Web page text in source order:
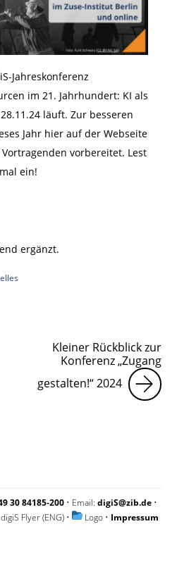
Jahreskonferenz
im 21. Jahrhundert: KI als
läuft. Zur besseren
Jahr hier auf der Webseite
vorbereitet. Lest
ein!
ergänzt.
Kleiner Rückblick zur
Konferenz „Zugang
gestalten!“ 2024
30 84185-200 • Email:digiS@zib.de •
digiS Flyer (ENG) • Logo • Impressum